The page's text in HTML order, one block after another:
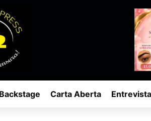
Backstage Carta Aberta Entrevista